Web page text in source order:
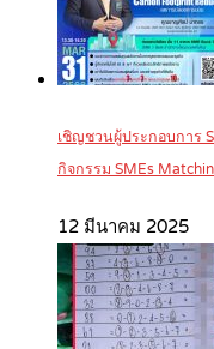
เชิญชวนผู้ประกอบการ
กิจกรรม SMEs
12 มีนาคม 2025